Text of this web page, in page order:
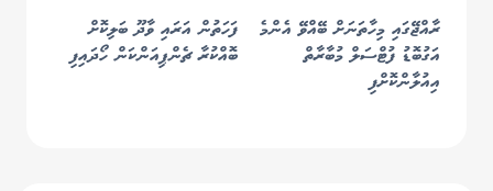
ރާއްޖޭގައި މިހާތަނަށް ބޭއްވޭ އެންމެ
އަގުބޮޑު ފުޓްސަލް މުބާރާތް
އިއުލާންކޮށްފި
ފަހަތުން އަރައި ވާދޫ ބަލިކޮށް
ބޮއްކުރާ ޗެންޕިއަންކަން ހޯދައިފި